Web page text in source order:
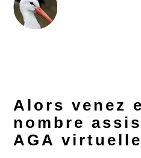
Alors venez
nombre
AGA virtuelle